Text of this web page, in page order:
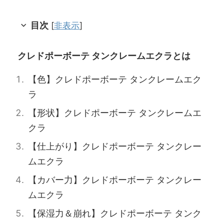
目次 [非表示]
クレドポーボーテ タンクレームエクラとは
【色】クレドポーボーテ タンクレームエク
ラ
【形状】クレドポーボーテ タンクレームエ
クラ
【仕上がり】クレドポーボーテ タンクレー
ムエクラ
【カバー力】クレドポーボーテ タンクレー
ムエクラ
【保湿力＆崩れ】クレドポーボーテ タンク